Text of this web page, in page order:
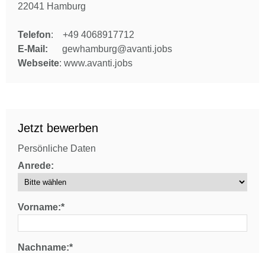
22041 Hamburg
Telefon: +49 4068917712
E-Mail: gewhamburg@avanti.jobs
Webseite: www.avanti.jobs
Jetzt bewerben
Persönliche Daten
Anrede:
Vorname:*
Nachname:*